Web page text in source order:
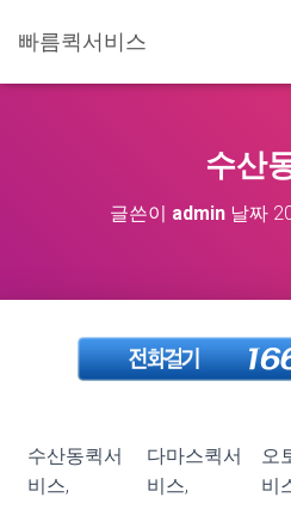
빠름퀵서비스
수산
글쓴이 admin날짜
수산동퀵서
비스,
다마스퀵서
비스,
오
비